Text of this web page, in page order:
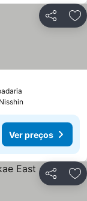
Partilhar
Ver preços
Partilhar